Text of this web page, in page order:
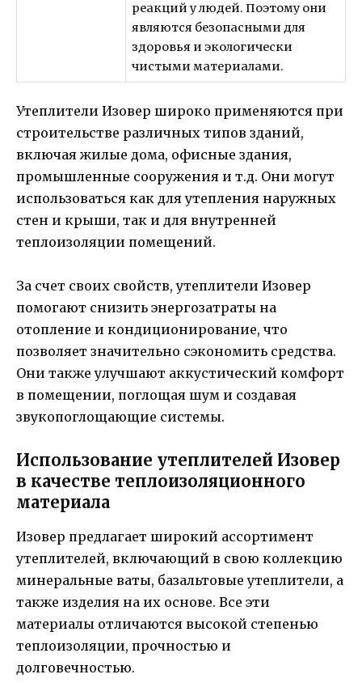
реакций у людей. Поэтому они
являются безопасными для
здоровья и экологически
чистыми материалами.
Утеплители Изовер широко применяются при
строительстве различных типов зданий,
включая жилые дома, офисные здания,
промышленные сооружения и т.д. Они могут
использоваться как для утепления наружных
стен и крыши, так и для внутренней
теплоизоляции помещений.
За счет своих свойств, утеплители Изовер
помогают снизить энергозатраты на
отопление и кондиционирование, что
позволяет значительно сэкономить средства.
Они также улучшают аккустический комфорт
в помещении, поглощая шум и создавая
звукопоглощающие системы.
Использование утеплителей Изовер
в качестве теплоизоляционного
материала
Изовер предлагает широкий ассортимент
утеплителей, включающий в свою коллекцию
минеральные ваты, базальтовые утеплители, а
также изделия на их основе. Все эти
материалы отличаются высокой степенью
теплоизоляции, прочностью и
долговечностью.